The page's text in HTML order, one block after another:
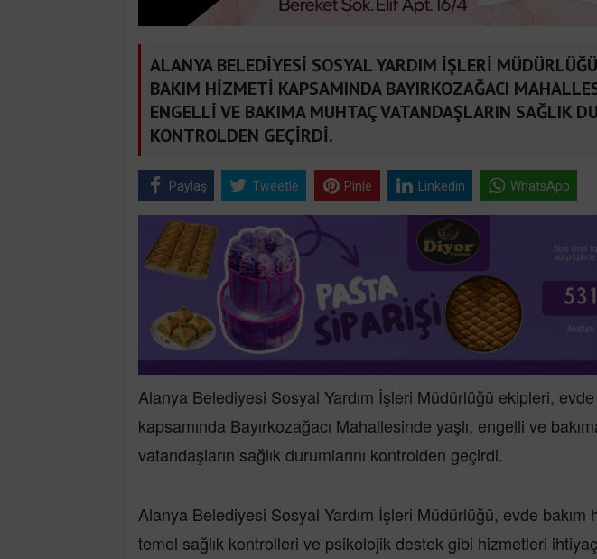
ALANYA BELEDİYESİ SOSYAL YARDIM İŞLERİ
BAKIM HİZMETİ KAPSAMINDA BAYIRKOZAĞACI
ENGELLİ VE BAKIMA MUHTAÇ VATANDAŞLARIN SAĞLIK
KONTROLDEN GEÇİRDİ.
Paylaş Tweetle Pinle Linkedin WhatsApp
Alanya Belediyesi Sosyal Yardım İşleri Müdürlüğü ekipleri,
kapsamında Bayırkozağacı Mahallesinde yaşlı, engelli ve
vatandaşların sağlık durumlarını kontrolden geçirdi.
Alanya Belediyesi Sosyal Yardım İşleri Müdürlüğü, evde bakım
temel sağlık kontrolleri ve psikolojik destek gibi hizmetleri